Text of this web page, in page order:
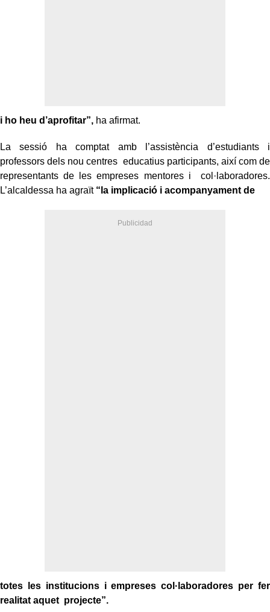
i ho heu d’aprofitar”, ha afirmat.
La sessió ha comptat amb l’assistència d’estudiants i
professors dels nou centres educatius participants, així com de
representants de les empreses mentores i col·laboradores.
L’alcaldessa ha agraït “la implicació i acompanyament de
totes les institucions i empreses col·laboradores per fer
realitat aquet projecte”.